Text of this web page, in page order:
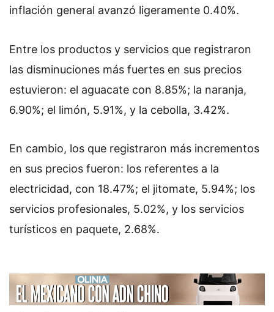
inflación general avanzó ligeramente 0.40%.
Entre los productos y servicios que registraron
las disminuciones más fuertes en sus precios
estuvieron: el aguacate con 8.85%; la naranja,
6.90%; el limón, 5.91%, y la cebolla, 3.42%.
En cambio, los que registraron más incrementos
en sus precios fueron: los referentes a la
electricidad, con 18.47%; el jitomate, 5.94%; los
servicios profesionales, 5.02%, y los servicios
turísticos en paquete, 2.68%.